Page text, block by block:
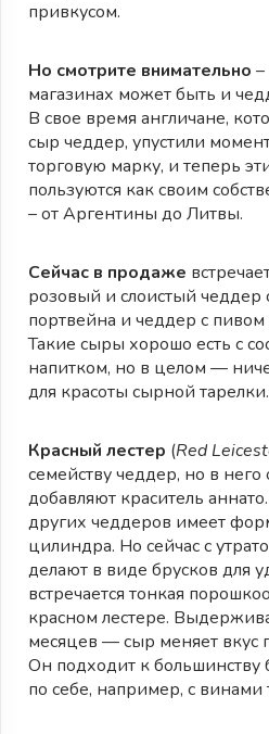
привкусом.
Но смотрите внимательно
магазинах может быть и
В свое время англичане,
сыр чеддер, упустили
торговую марку, и теперь
пользуются как своим
– от Аргентины до Литвы.
Cейчас в продаже
розовый и слоистый чеддер
портвейна и чеддер с пивом
Такие сыры хорошо есть с
напитком, но в целом —
для красоты сырной тарелки.
Красный лестер (Red
семейству чеддер, но в него
добавляют краситель
других чеддеров имеет
цилиндра. Но сейчас с
делают в виде брусков для
встречается тонкая
красном лестере.
месяцев — сыр меняет вкус
Он подходит к
по себе, например, с винами